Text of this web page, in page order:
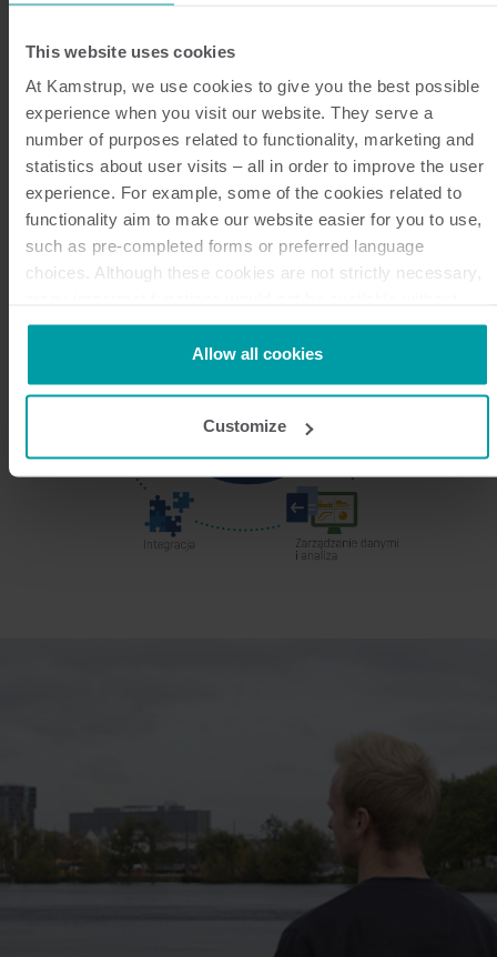
This website uses cookies
At Kamstrup, we use cookies to give you the best possible
experience when you visit our website. They serve a
number of purposes related to functionality, marketing and
statistics about user visits – all in order to improve the user
experience. For example, some of the cookies related to
functionality aim to make our website easier for you to use,
such as pre-completed forms or preferred language
choices. Although these cookies are not strictly necessary,
them.
Kamstrup makes use of third-party cookies. A third-party
cookie is installed by someone other than us, such as other
You can at any time change or withdraw your consent from
the Cookie Declaration
here.
Allow all cookies
Customize
zajmujemy się hostowaniem i obsługą systemów
inteligentnych pomiarów. Nasi klienci oraz ich
problemy są dla nas najważniejsze i stanowią
inspirację do tworzenia innowacyjnych rozwiązań.